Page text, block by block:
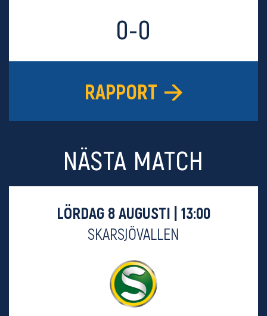
0-0
RAPPORT
NÄSTA MATCH
LÖRDAG 8 AUGUSTI | 13:00
SKARSJÖVALLEN